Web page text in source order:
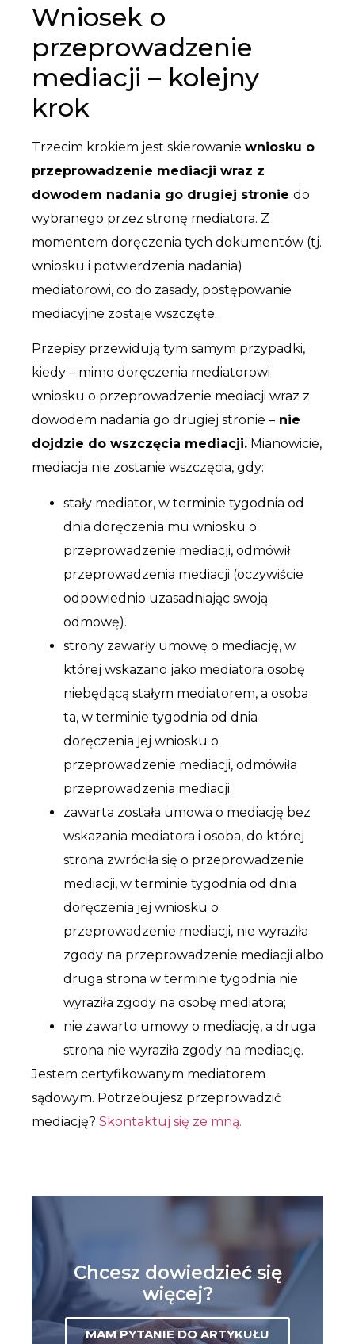
Wniosek o
przeprowadzenie
mediacji – kolejny
krok
Trzecim krokiem jest skierowanie wniosku o
przeprowadzenie mediacji wraz z
dowodem nadania go drugiej stronie do
wybranego przez stronę mediatora. Z
momentem doręczenia tych dokumentów (tj.
wniosku i potwierdzenia nadania)
mediatorowi, co do zasady, postępowanie
mediacyjne zostaje wszczęte.
Przepisy przewidują tym samym przypadki,
kiedy – mimo doręczenia mediatorowi
wniosku o przeprowadzenie mediacji wraz z
dowodem nadania go drugiej stronie – nie
dojdzie do wszczęcia mediacji. Mianowicie,
mediacja nie zostanie wszczęcia, gdy:
stały mediator, w terminie tygodnia od
dnia doręczenia mu wniosku o
przeprowadzenie mediacji, odmówił
przeprowadzenia mediacji (oczywiście
odpowiednio uzasadniając swoją
odmowę).
strony zawarły umowę o mediację, w
której wskazano jako mediatora osobę
niebędącą stałym mediatorem, a osoba
ta, w terminie tygodnia od dnia
doręczenia jej wniosku o
przeprowadzenie mediacji, odmówiła
przeprowadzenia mediacji.
zawarta została umowa o mediację bez
wskazania mediatora i osoba, do której
strona zwróciła się o przeprowadzenie
mediacji, w terminie tygodnia od dnia
doręczenia jej wniosku o
przeprowadzenie mediacji, nie wyraziła
zgody na przeprowadzenie mediacji albo
druga strona w terminie tygodnia nie
wyraziła zgody na osobę mediatora;
nie zawarto umowy o mediację, a druga
strona nie wyraziła zgody na mediację.
Jestem certyfikowanym mediatorem
sądowym. Potrzebujesz przeprowadzić
mediację? Skontaktuj się ze mną.
Chcesz dowiedzieć się
więcej?
MAM PYTANIE DO ARTYKUŁU